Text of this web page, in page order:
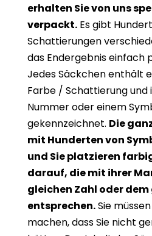
erhalten Sie von uns
verpackt. Es gibt
Schattierungen
das Endergebnis einfach
Jedes Säckchen enthält
Farbe / Schattierung und
Nummer oder einem
gekennzeichnet. Die
mit Hunderten von
und Sie platzieren
darauf, die mit ihrer
gleichen Zahl oder
entsprechen.Sie
machen, dass Sie nicht